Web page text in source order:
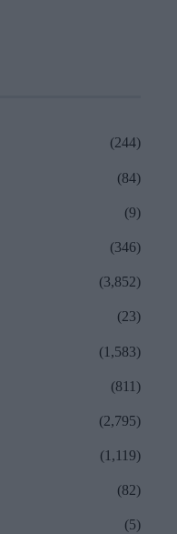
(244)
(84)
(9)
(346)
(3,852)
(23)
(1,583)
(811)
(2,795)
(1,119)
(82)
(5)